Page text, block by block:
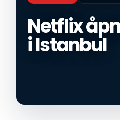
Netflix
i Istanbul